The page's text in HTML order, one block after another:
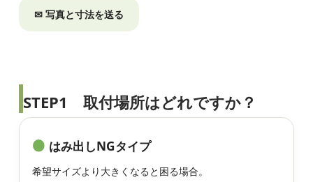
✉ 写真と寸法を送る
STEP1 取付場所はどれですか？
はみ出しNGタイプ
希望サイズより大きくなると困る場合。